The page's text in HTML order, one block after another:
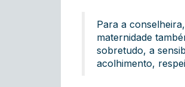
Para a
maternidade
sobretudo, a
acolhimento,